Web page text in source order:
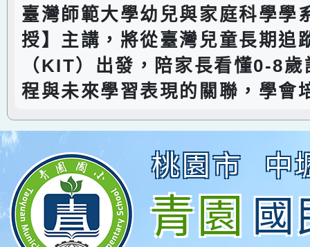
臺灣師範大學幼兒與家庭科學學
授】主講，將從臺灣兒童長期追
（KIT）出發，陪家長看懂0-8
程與未來學習表現的關聯，學會
桃園市 中
青園國